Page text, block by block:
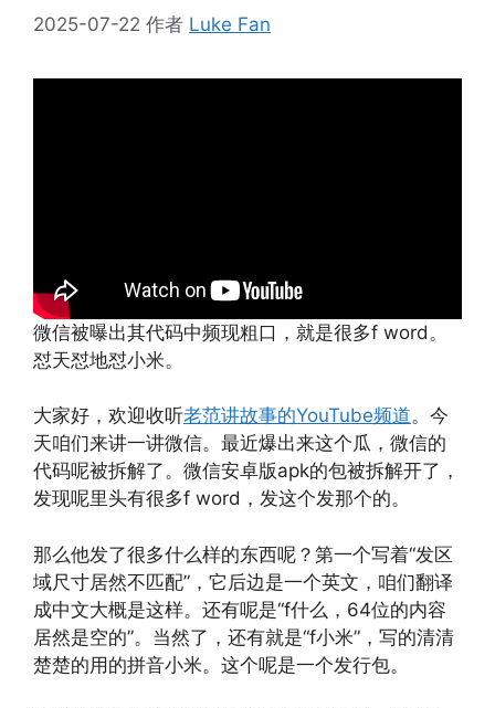
2025-07-22 作者 Luke Fan
微信被曝出其代码中频现粗口，就是很多f word。
怼天怼地怼小米。
大家好，欢迎收听老范讲故事的YouTube频道。今
天咱们来讲一讲微信。最近爆出来这个瓜，微信的
代码呢被拆解了。微信安卓版apk的包被拆解开了，
发现呢里头有很多f word，发这个发那个的。
那么他发了很多什么样的东西呢？第一个写着“发区
域尺寸居然不匹配”，它后边是一个英文，咱们翻译
成中文大概是这样。还有呢是“f什么，64位的内容
居然是空的”。当然了，还有就是“f小米”，写的清清
楚楚的用的拼音小米。这个呢是一个发行包。